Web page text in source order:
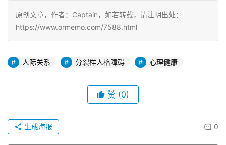
原创文章，作者：Captain，如若转载，请注明出处：
https://www.ormemo.com/7588.html
人际关系 分裂样人格障碍 心理健康
赞 (0)
0
生成海报